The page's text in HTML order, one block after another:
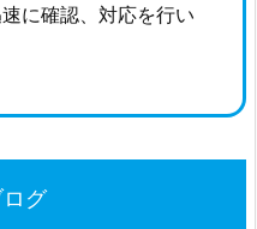
に確認、対応を行い
グ